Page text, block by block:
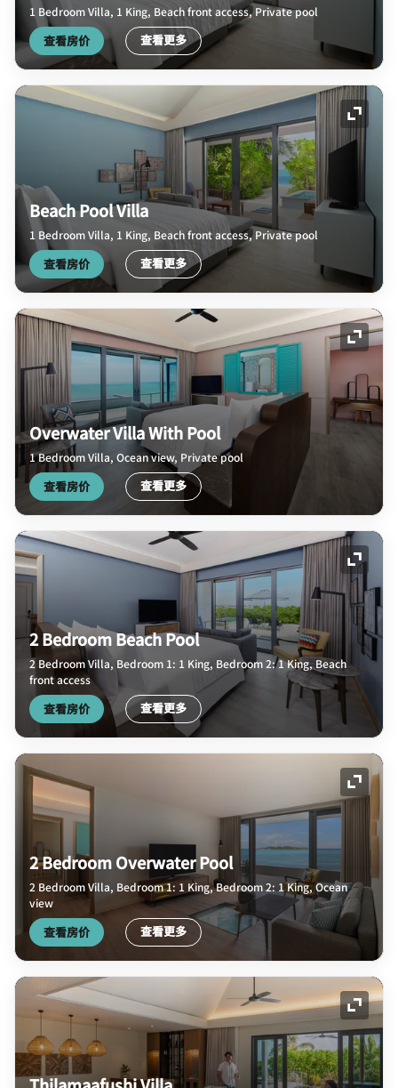
1 Bedroom Villa, 1 King, Beach front access, Private pool
查看房价 查看更多
展开
Beach Pool Villa
1 Bedroom Villa, 1 King, Beach front access, Private pool
查看房价 查看更多
展开
Overwater Villa With Pool
1 Bedroom Villa, Ocean view, Private pool
查看房价 查看更多
展开
2 Bedroom Beach Pool
2 Bedroom Villa, Bedroom 1: 1 King, Bedroom 2: 1 King, Beach
front access
查看房价 查看更多
展开
2 Bedroom Overwater Pool
2 Bedroom Villa, Bedroom 1: 1 King, Bedroom 2: 1 King, Ocean
view
查看房价 查看更多
展开